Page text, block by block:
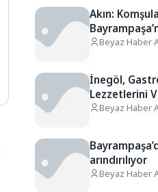
Akın:
dokunuyoruz
Beyaz Haber
İnegöl,
Lezzetlerini
Beyaz Haber
arındırılıyor
Beyaz Haber